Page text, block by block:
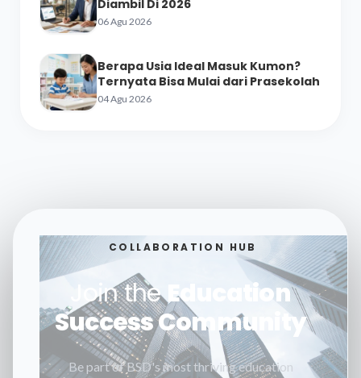
Diambil Di 2026
06 Agu 2026
Berapa Usia Ideal Masuk Kumon?
Ternyata Bisa Mulai dari Prasekolah
04 Agu 2026
COLLABORATION HUB
Join theEducation
Success Community
Be part of BSD's most thriving education